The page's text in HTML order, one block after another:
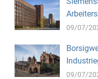
09/07/
09/07/